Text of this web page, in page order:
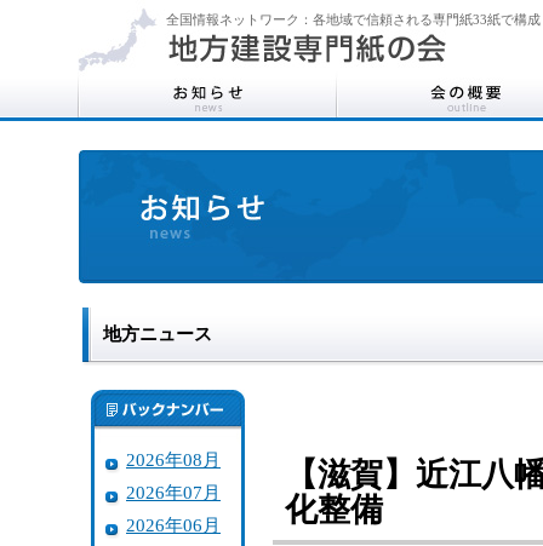
全国情報ネットワーク：各地域で信頼される専門紙33紙で構成
地方ニュース
2026年08月
2026年07月
2026年06月
【滋賀】近江
化整備